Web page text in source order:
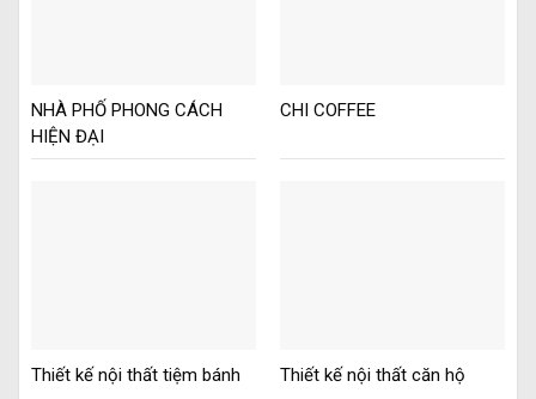
NHÀ PHỐ PHONG CÁCH
HIỆN ĐẠI
CHI COFFEE
Thiết kế nội thất tiệm bánh Thiết kế nội thất căn hộ